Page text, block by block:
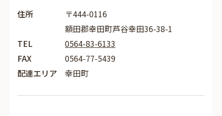
住所
〒444-0116
額田郡幸田町芦谷幸田36-38-1
TEL
0564-83-6133
FAX
0564-77-5439
配達エリア
幸田町